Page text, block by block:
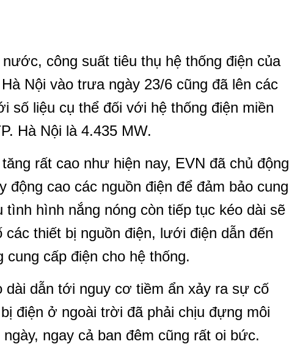
công suất tiêu thụ hệ thống điện của
Nội vào trưa ngày 23/6 cũng đã lên các
số liệu cụ thể đối với hệ thống điện miền
Hà Nội là 4.435 MW.
rất cao như hiện nay, EVN đã chủ động
động cao các nguồn điện để đảm bảo cung
tình hình nắng nóng còn tiếp tục kéo dài sẽ
thiết bị nguồn điện, lưới điện dẫn đến
cấp điện cho hệ thống.
dài dẫn tới nguy cơ tiềm ẩn xảy ra sự cố
điện ở ngoài trời đã phải chịu đựng môi
ngay cả ban đêm cũng rất oi bức.